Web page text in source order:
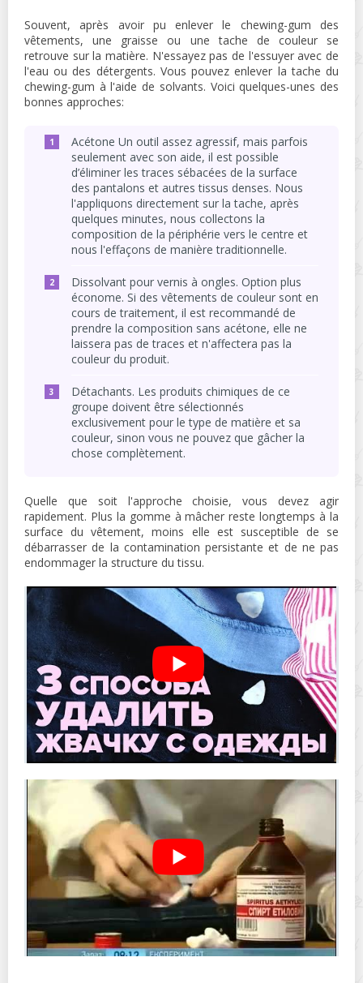
Souvent, après avoir pu enlever le chewing-gum des
vêtements, une graisse ou une tache de couleur se
retrouve sur la matière. N'essayez pas de l'essuyer avec de
l'eau ou des détergents. Vous pouvez enlever la tache du
chewing-gum à l'aide de solvants. Voici quelques-unes des
bonnes approches:
Acétone Un outil assez agressif, mais parfois
seulement avec son aide, il est possible
d’éliminer les traces sébacées de la surface
des pantalons et autres tissus denses. Nous
l'appliquons directement sur la tache, après
quelques minutes, nous collectons la
composition de la périphérie vers le centre et
nous l'effaçons de manière traditionnelle.
Dissolvant pour vernis à ongles. Option plus
économe. Si des vêtements de couleur sont en
cours de traitement, il est recommandé de
prendre la composition sans acétone, elle ne
laissera pas de traces et n'affectera pas la
couleur du produit.
Détachants. Les produits chimiques de ce
groupe doivent être sélectionnés
exclusivement pour le type de matière et sa
couleur, sinon vous ne pouvez que gâcher la
chose complètement.
Quelle que soit l'approche choisie, vous devez agir
rapidement. Plus la gomme à mâcher reste longtemps à la
surface du vêtement, moins elle est susceptible de se
débarrasser de la contamination persistante et de ne pas
endommager la structure du tissu.